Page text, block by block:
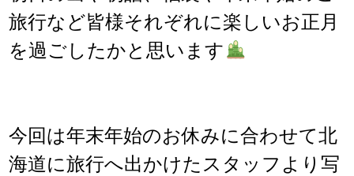
旅行など皆様それぞれに楽しいお正月
を過ごしたかと思います
今回は年末年始のお休みに合わせて北
海道に旅行へ出かけたスタッフより写